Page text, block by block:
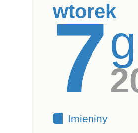
wtorek
7
Imieniny